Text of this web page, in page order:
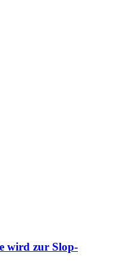
wird zur Slop-